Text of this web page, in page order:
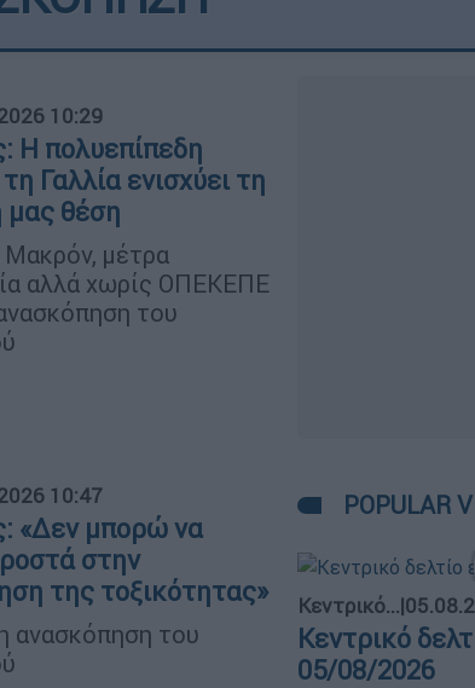
10:29
Η πολυεπίπεδη
Γαλλία ενισχύει τη
μας θέση
μέτρα
αλλά χωρίς ΟΠΕΚΕΠΕ
του
10:47
«Δεν μπορώ να
στην
της τοξικότητας»
ανασκόπηση του
POPULAR
Κεντρικό...|
Κεντρικό
05/08/2026